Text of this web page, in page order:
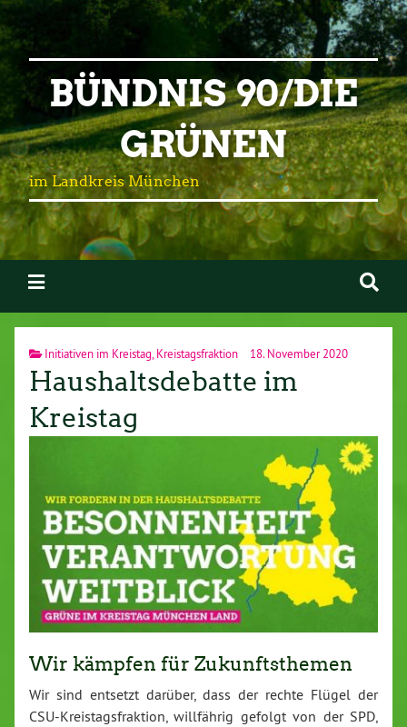
BÜNDNIS 90/DIE
GRÜNEN
im Landkreis München
Initiativen im Kreistag,Kreistagsfraktion 18. November 2020
Haushaltsdebatte im
Kreistag
Wir kämpfen für Zu­kunfts­the­men
Wir sind entsetzt darüber, dass der rechte Flügel der
CSU-Kreis­tags­frak­ti­on, will­fäh­rig gefolgt von der SPD,